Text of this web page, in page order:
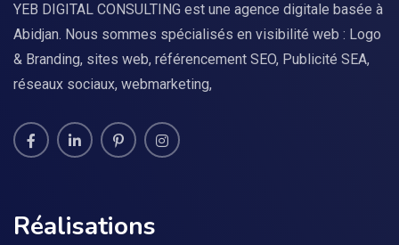
YEB DIGITAL CONSULTING est une agence digitale basée à
Abidjan. Nous sommes spécialisés en visibilité web : Logo
& Branding, sites web, référencement SEO, Publicité SEA,
réseaux sociaux, webmarketing,
Réalisations